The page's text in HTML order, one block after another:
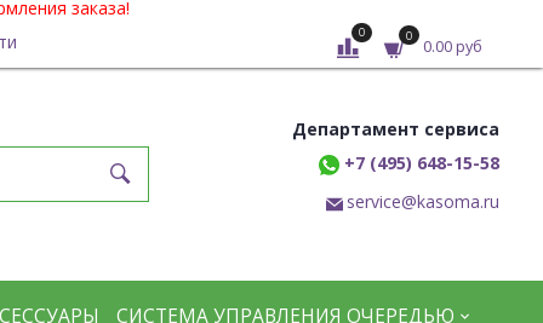
заказа!
0 0
0.00 руб
Департамент сервиса
+7 (495) 648-15-58
service@kasoma.ru
СИСТЕМА УПРАВЛЕНИЯ ОЧЕРЕДЬЮ